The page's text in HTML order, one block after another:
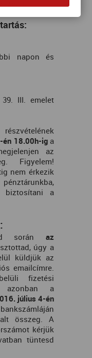
napon és
III. emelet
18.00h-iga
az
Figyelem!
nem érkezik
biztosítani a
során az
úgy a
küldjük az
emailcímre.
fizetési
azonban a
július 4-én
összeg. A
kérjük
tüntesd